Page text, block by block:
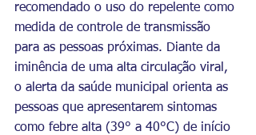
recomendado o uso do repelente como
medida de controle de transmissão
para as pessoas próximas. Diante da
iminência de uma alta circulação viral,
o alerta da saúde municipal orienta as
pessoas que apresentarem sintomas
como febre alta (39° a 40°C) de início